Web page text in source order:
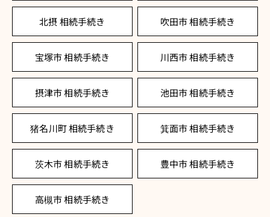
北摂 相続手続き 吹田市 相続手続き
宝塚市 相続手続き 川西市 相続手続き
摂津市 相続手続き 池田市 相続手続き
猪名川町 相続手続き 箕面市 相続手続き
茨木市 相続手続き 豊中市 相続手続き
高槻市 相続手続き